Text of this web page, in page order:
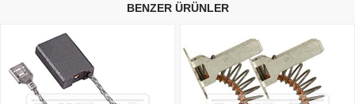
BENZER ÜRÜNLER